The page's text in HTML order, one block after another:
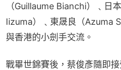
（Guillaume Bianchi）﹑日
Iizuma）﹑東晟良（Azuma
與香港的小劍手交流。
戰畢世錦賽後，蔡俊彥隨即